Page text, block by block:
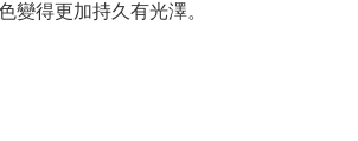
變得更加持久有光澤。